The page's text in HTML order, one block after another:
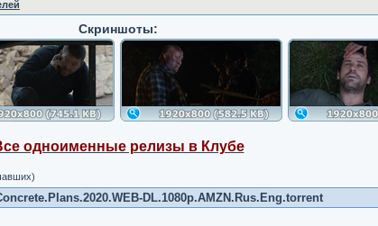
Скриншоты:
одноименные релизы в Клубе
DL.1080p.AMZN.Rus.Eng.torrent